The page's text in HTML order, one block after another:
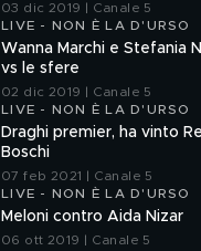
03 dic 2019 | Canale 5
LIVE - NON È LA D'URSO
Wanna Marchi e Stefania
vs le sfere
02 dic 2019 | Canale 5
LIVE - NON È LA D'URSO
Draghi premier, ha vinto
Boschi
07 feb 2021 | Canale 5
LIVE - NON È LA D'URSO
Meloni contro Aida Nizar
06 ott 2019 | Canale 5